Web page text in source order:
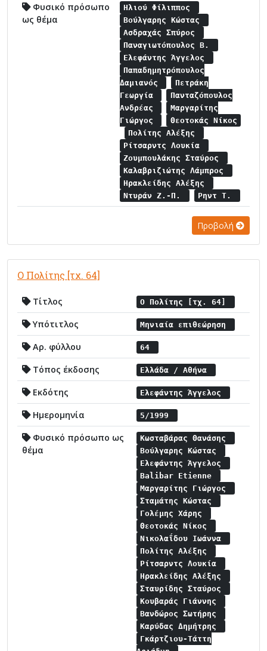
Φυσικό πρόσωπο
ως θέμα
Ηλιού Φίλιππος
Βούλγαρης Κώστας
Ασδραχάς Σπύρος
Παναγιωτόπουλος Β.
Ελεφάντης Άγγελος
Παπαδημητρόπουλος
Δαμιανός
Πετράκη
Γεωργία
Πανταζόπουλος
Ανδρέας
Μαργαρίτης
Γιώργος
Θεοτοκάς Νίκος
Πολίτης Αλέξης
Ρίτσαρντς Λουκία
Ζουμπουλάκης Σταύρος
Καλαβριζιώτης Λάμπρος
Ηρακλείδης Αλέξης
Ντυράν Ζ.-Π.
Ρηντ Τ.
Προβολή
Ο Πολίτης [τχ. 64]
Τίτλος Ο Πολίτης [τχ. 64]
Υπότιτλος Μηνιαία επιθεώρηση
Αρ. φύλλου 64
Τόπος έκδοσης Ελλάδα / Αθήνα
Εκδότης Ελεφάντης Άγγελος
Ημερομηνία 5/1999
Φυσικό πρόσωπο ως
θέμα
Κωσταβάρας Θανάσης
Βούλγαρης Κώστας
Ελεφάντης Άγγελος
Balibar Etienne
Μαργαρίτης Γιώργος
Σταμάτης Κώστας
Γολέμης Χάρης
Θεοτοκάς Νίκος
Νικολαΐδου Ιωάννα
Πολίτης Αλέξης
Ρίτσαρντς Λουκία
Ηρακλείδης Αλέξης
Σταυρίδης Σταύρος
Κουβαράς Γιάννης
Βανδώρος Σωτήρης
Καρύδας Δημήτρης
Γκάρτζιου-Τάττη